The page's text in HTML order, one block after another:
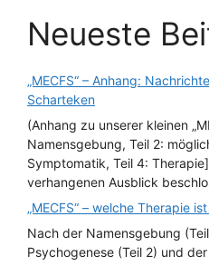
Neueste
„MECFS“ – Anhang:
Scharteken
(Anhang zu unserer kleinen
Namensgebung, Teil 2:
Symptomatik, Teil 4:
verhangenen Ausblick
„MECFS“ – welche Therapie
Nach der Namensgebung
Psychogenese (Teil 2) und